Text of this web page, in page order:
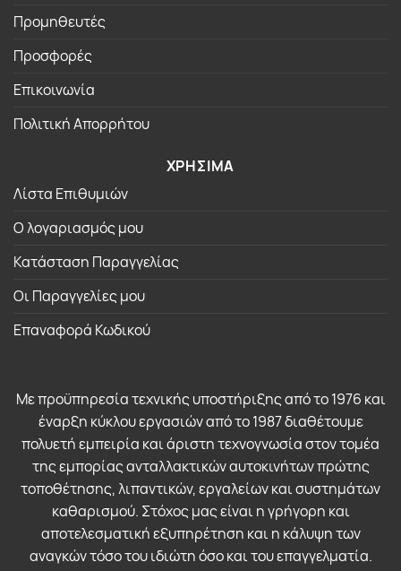
Προμηθευτές
Προσφορές
Επικοινωνία
Πολιτική Απορρήτου
ΧΡΗΣΙΜΑ
Λίστα Επιθυμιών
Ο λογαριασμός μου
Κατάσταση Παραγγελίας
Οι Παραγγελίες μου
Επαναφορά Κωδικού
Με προϋπηρεσία τεχνικής υποστήριξης από το 1976 και
έναρξη κύκλου εργασιών από το 1987 διαθέτουμε
πολυετή εμπειρία και άριστη τεχνογνωσία στον τομέα
της εμπορίας ανταλλακτικών αυτοκινήτων πρώτης
τοποθέτησης, λιπαντικών, εργαλείων και συστημάτων
καθαρισμού. Στόχος μας είναι η γρήγορη και
αποτελεσματική εξυπηρέτηση και η κάλυψη των
αναγκών τόσο του ιδιώτη όσο και του επαγγελματία.